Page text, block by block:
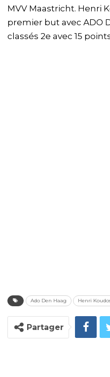
MVV Maastricht. Henri
premier but avec ADO
classés 2e avec 15
Ado Den Haag Henri
Partager